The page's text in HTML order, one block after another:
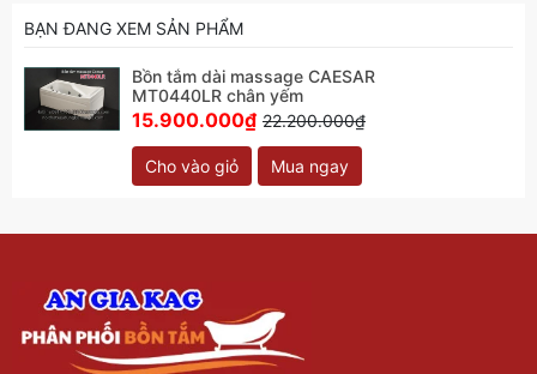
BẠN ĐANG XEM SẢN PHẨM
Bồn tắm dài massage CAESAR
MT0440LR chân yếm
15.900.000₫ 22.200.000₫
Cho vào giỏ Mua ngay